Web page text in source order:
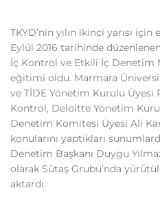
TKYD’nin yılın ikinci yarısı
Eylül 2016 tarihinde
İç Kontrol ve Etkili İç Denetim
eğitimi oldu. Marmara
ve TİDE Yönetim Kurulu Üyesi
Kontrol, Deloitte Yönetim
Denetim Komitesi Üyesi Ali
konularını yaptıkları
Denetim Başkanı Duygu
olarak Sütaş Grubu’nda
aktardı.